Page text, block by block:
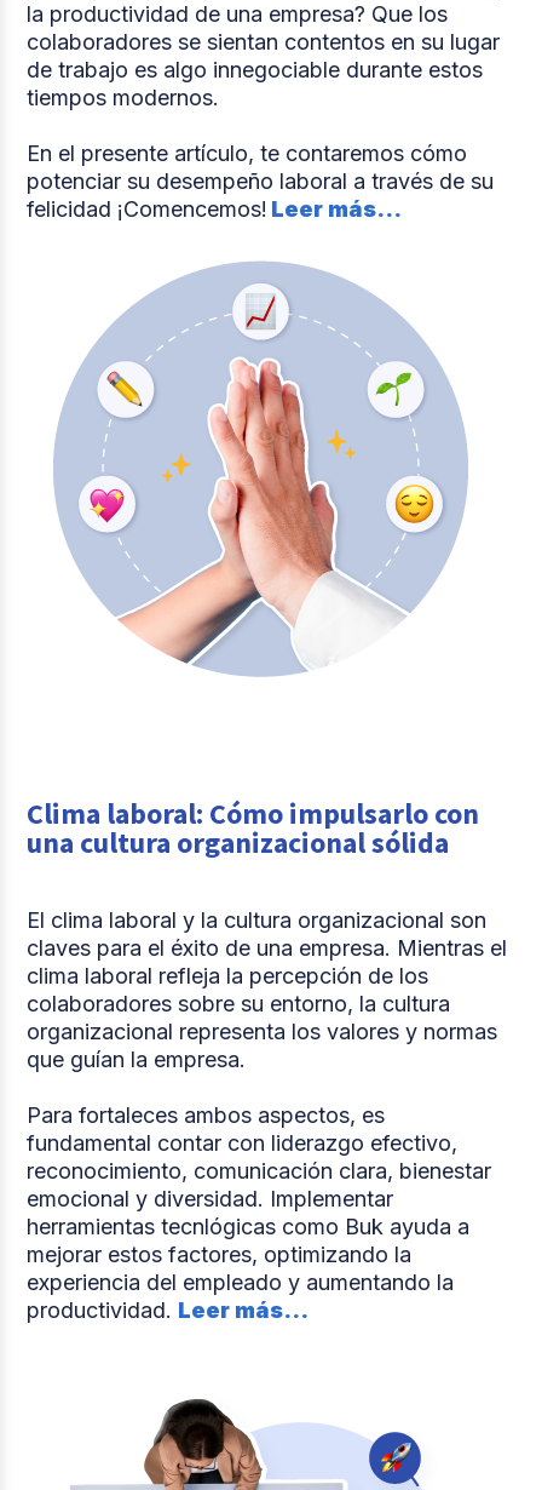
la productividad de una empresa? Que los
colaboradores se sientan contentos en su lugar
de trabajo es algo innegociable durante estos
tiempos modernos.
En el presente artículo, te contaremos cómo
potenciar su desempeño laboral a través de su
felicidad ¡Comencemos! Leer más...
Clima laboral: Cómo impulsarlo con
una cultura organizacional sólida
El clima laboral y la cultura organizacional son
claves para el éxito de una empresa. Mientras el
clima laboral refleja la percepción de los
colaboradores sobre su entorno, la cultura
organizacional representa los valores y normas
que guían la empresa.
Para fortaleces ambos aspectos, es
fundamental contar con liderazgo efectivo,
reconocimiento, comunicación clara, bienestar
emocional y diversidad. Implementar
herramientas tecnlógicas como Buk ayuda a
mejorar estos factores, optimizando la
experiencia del empleado y aumentando la
productividad. Leer más...